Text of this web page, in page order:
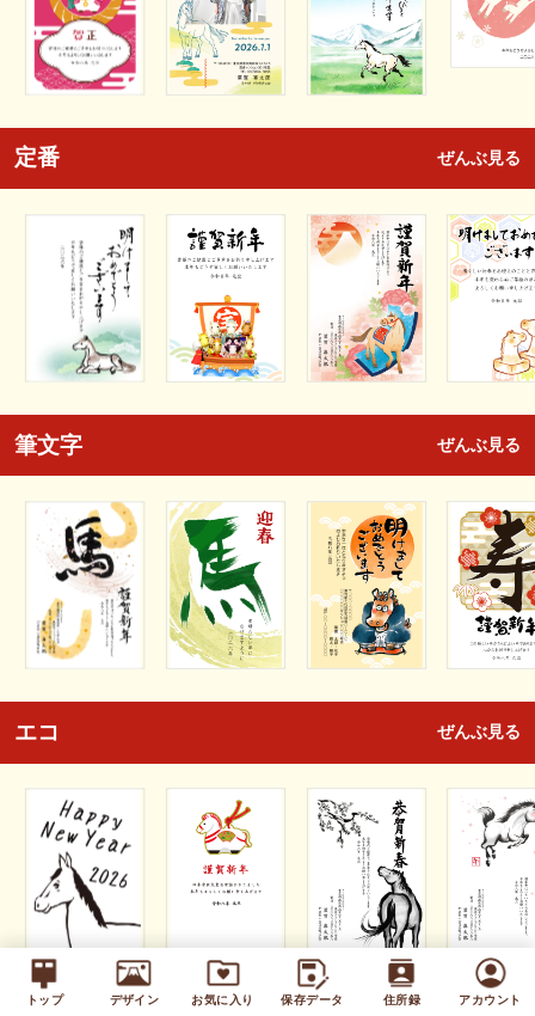
トップ デザイン お気に入り 保存データ 住所録 アカウント
定番 ぜんぶ見る
筆文字 ぜんぶ見る
エコ ぜんぶ見る